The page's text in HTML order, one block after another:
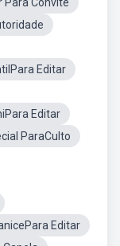
Editar
Editar
ParaCulto
Editar